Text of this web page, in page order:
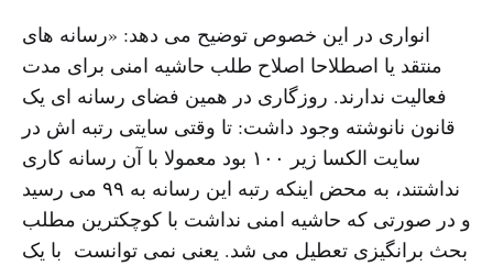
انواری در این خصوص توضیح می دهد: «رسانه های
منتقد یا اصطلاحا اصلاح طلب حاشیه امنی برای مدت
فعالیت ندارند. روزگاری در همین فضای رسانه ای یک
قانون نانوشته وجود داشت: تا وقتی سایتی رتبه اش در
سایت الکسا زیر ۱۰۰ بود معمولا با آن رسانه کاری
نداشتند، به محض اینکه رتبه این رسانه به ۹۹ می رسید
و در صورتی که حاشیه امنی نداشت با کوچکترین مطلب
بحث برانگیزی تعطیل می شد. یعنی نمی توانست با یک